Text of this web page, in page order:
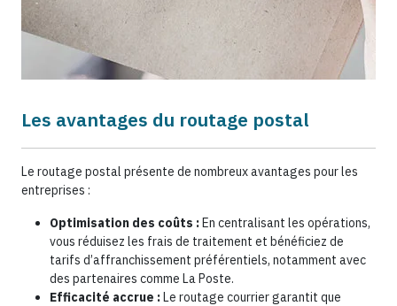
Les avantages du routage postal
Le routage postal présente de nombreux avantages pour les
entreprises :
Optimisation des coûts :En centralisant les opérations,
vous réduisez les frais de traitement et bénéficiez de
tarifs d’affranchissement préférentiels, notamment avec
des partenaires comme La Poste.
Efficacité accrue :Le routage courrier garantit que